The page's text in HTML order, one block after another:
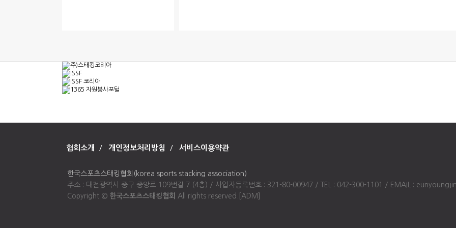
협회소개 / 개인정보처리방침 / 서비스이용약관
한국스포츠스태킹협회(korea sports stacking association)
주소 : 대전광역시 중구 중앙로 109번길 7 (4층) / 사업자등록번호 : 321-80-00947 / TEL : 042-300-1101 / EMAIL :
Copyright © 한국스포츠스태킹협회 All rights reserved. [ADM]